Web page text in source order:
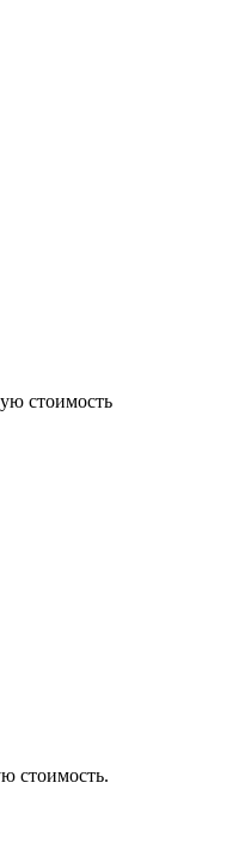
стоимость
стоимость.